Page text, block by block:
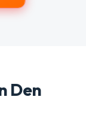
Den